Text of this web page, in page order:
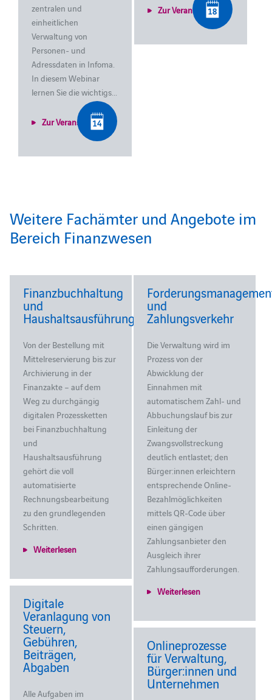
zentralen und
einheitlichen
Verwaltung von
Personen- und
Adressdaten in Infoma.
In diesem Webinar
lernen Sie die wichtigs...
Zur Veranstaltung
Zur Veranstaltung
Weitere Fachämter und Angebote im
Bereich Finanzwesen
Finanzbuchhaltung
und
Haushaltsausführung
Von der Bestellung mit
Mittelreservierung bis zur
Archivierung in der
Finanzakte – auf dem
Weg zu durchgängig
digitalen Prozessketten
bei Finanzbuchhaltung
und
Haushaltsausführung
gehört die voll
automatisierte
Rechnungsbearbeitung
zu den grundlegenden
Schritten.
Weiterlesen
und
Zahlungsverkehr
Die Verwaltung wird im
Prozess von der
Abwicklung der
Einnahmen mit
automatischem Zahl- und
Abbuchungslauf bis zur
Einleitung der
Zwangsvollstreckung
deutlich entlastet; den
Bürger:innen erleichtern
entsprechende Online-
Bezahlmöglichkeiten
mittels QR-Code über
einen gängigen
Zahlungsanbieter den
Ausgleich ihrer
Zahlungsaufforderungen.
Weiterlesen
Digitale
Veranlagung von
Steuern,
Gebühren,
Beiträgen,
Abgaben
Alle Aufgaben im
Onlineprozesse
für Verwaltung,
Bürger:innen und
Unternehmen